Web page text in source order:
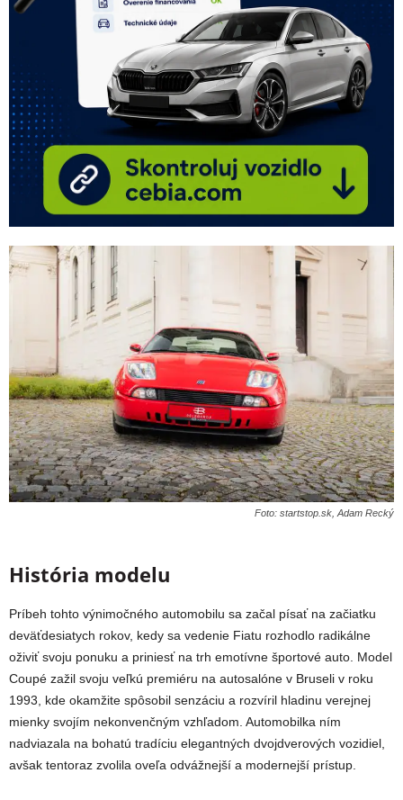
Foto: startstop.sk, Adam Recký
História modelu
Príbeh tohto výnimočného automobilu sa začal písať na začiatku
deväťdesiatych rokov, kedy sa vedenie Fiatu rozhodlo radikálne
oživiť svoju ponuku a priniesť na trh emotívne športové auto. Model
Coupé zažil svoju veľkú premiéru na autosalóne v Bruseli v roku
1993, kde okamžite spôsobil senzáciu a rozvíril hladinu verejnej
mienky svojím nekonvenčným vzhľadom. Automobilka ním
nadviazala na bohatú tradíciu elegantných dvojdverových vozidiel,
avšak tentoraz zvolila oveľa odvážnejší a modernejší prístup.